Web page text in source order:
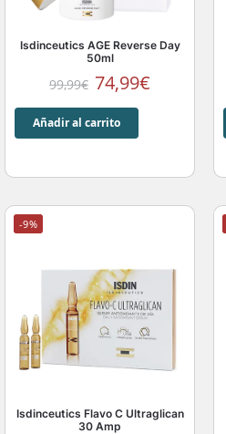
Isdinceutics AGE Reverse Day
50ml
99,99€ 74,99€
Añadir al carrito
-9%
Isdinceutics Flavo C Ultraglican
30 Amp